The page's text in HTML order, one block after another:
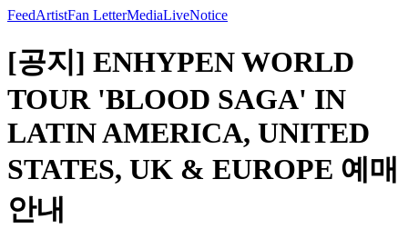
FeedArtistFan LetterMediaLiveNotice
[공지] ENHYPEN WORLD
TOUR 'BLOOD SAGA' IN
LATIN AMERICA, UNITED
STATES, UK & EUROPE 예매
안내